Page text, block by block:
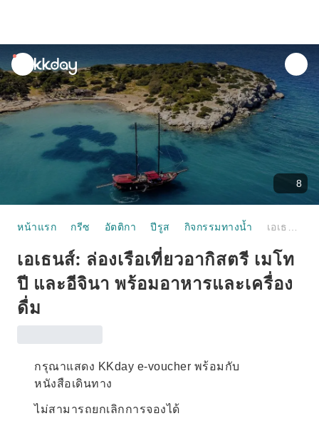
unread
notifications
8
หน้าแรก กรีซ อัตติกา ปีรูส กิจกรรมทางน้ำ
เอเธนส์: ล่องเรือเที่ยวอากิสตรี เมโท
ปี และอีจินา พร้อมอาหารและเครื่อง
ดื่ม
กรุณาแสดง KKday e-voucher พร้อมกับ
หนังสือเดินทาง
ไม่สามารถยกเลิกการจองได้